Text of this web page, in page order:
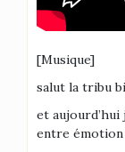
[Musique]
salut la tribu
et
entre